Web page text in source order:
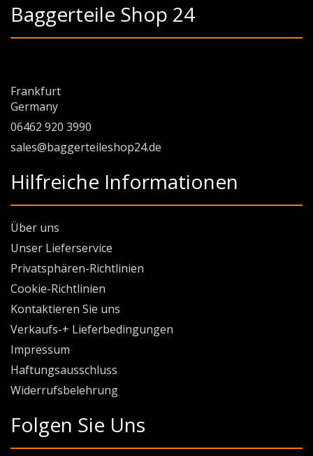
Baggerteile Shop 24
Frankfurt
Germany
06462 920 3990
sales@baggerteileshop24.de
Hilfreiche Informationen
Über uns
Unser Lieferservice
Privatsphären-Richtlinien
Cookie-Richtlinien
Kontaktieren Sie uns
Verkaufs-+ Lieferbedingungen
Impressum
Haftungsausschluss
Widerrufsbelehrung
Folgen Sie Uns